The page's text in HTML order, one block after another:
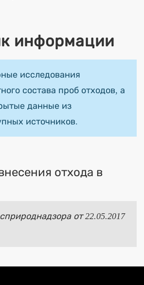
информации
исследования
состава проб отходов, а
данные из
источников.
отхода в
от 22.05.2017